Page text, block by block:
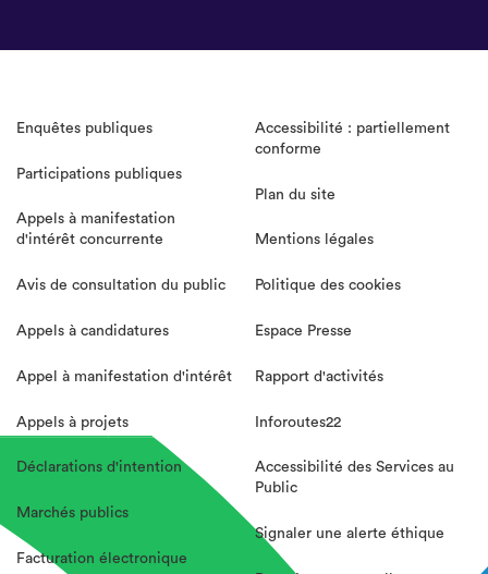
Enquêtes publiques
Participations publiques
Appels à manifestation
d'intérêt concurrente
Avis de consultation du public
Appels à candidatures
Appel à manifestation d'intérêt
Appels à projets
Déclarations d'intention
Marchés publics
Facturation électronique
Accessibilité : partiellement
conforme
Plan du site
Mentions légales
Politique des cookies
Espace Presse
Rapport d'activités
Inforoutes22
Accessibilité des Services au
Public
Signaler une alerte éthique